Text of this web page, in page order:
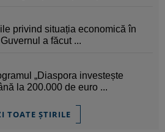
privind situația economică în
a făcut ...
„Diaspora investește
la 200.000 de euro ...
TOATE ȘTIRILE